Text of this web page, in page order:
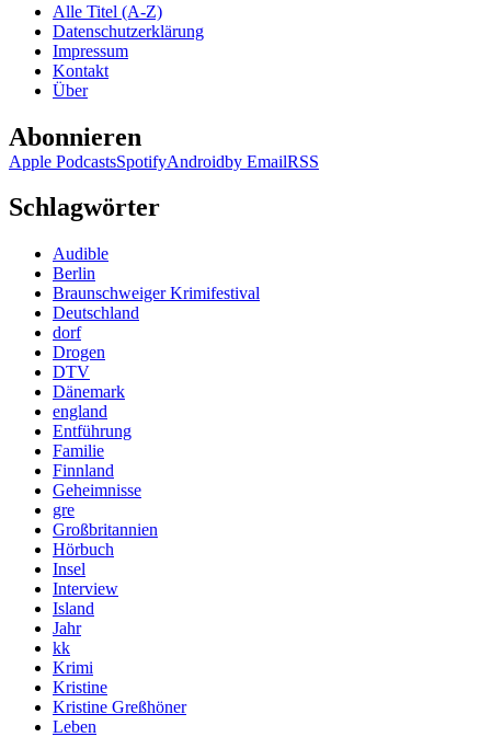
Wiedemann
Sache
Koslowski
Alle Titel (A-Z)
Datenschutzerklärung
Impressum
Kontakt
Über
Abonnieren
Apple PodcastsSpotifyAndroidby EmailRSS
Schlagwörter
Audible
Berlin
Braunschweiger Krimifestival
Deutschland
dorf
Drogen
DTV
Dänemark
england
Entführung
Familie
Finnland
Geheimnisse
gre
Großbritannien
Hörbuch
Insel
Interview
Island
Jahr
kk
Krimi
Kristine
Kristine Greßhöner
Leben